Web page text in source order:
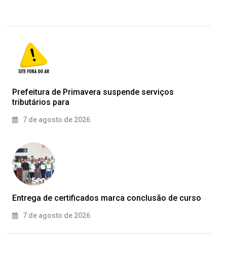
Prefeitura de Primavera suspende serviços
tributários para
7 de agosto de 2026
Entrega de certificados marca conclusão de curso
7 de agosto de 2026